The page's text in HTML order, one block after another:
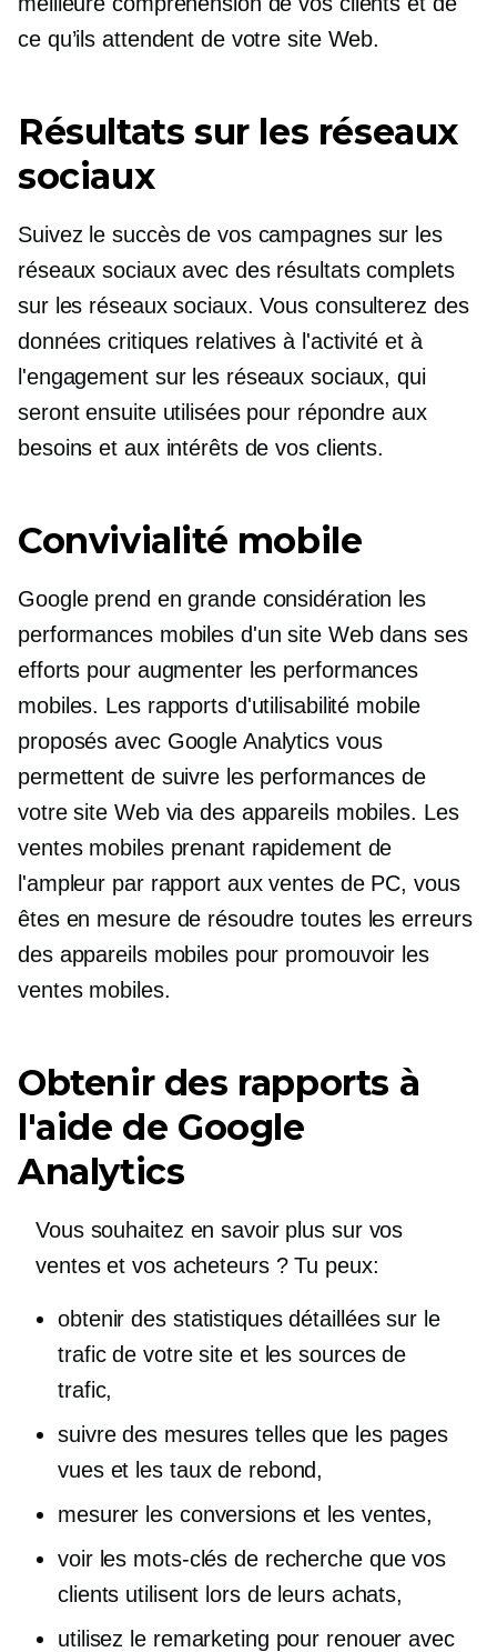
ce qu’ils attendent de votre site Web.
Résultats sur les réseaux
sociaux
Suivez le succès de vos campagnes sur les
réseaux sociaux avec des résultats complets
sur les réseaux sociaux. Vous consulterez des
données critiques relatives à l'activité et à
l'engagement sur les réseaux sociaux, qui
seront ensuite utilisées pour répondre aux
besoins et aux intérêts de vos clients.
Convivialité mobile
Google prend en grande considération les
performances mobiles d'un site Web dans ses
efforts pour augmenter les performances
mobiles. Les rapports d'utilisabilité mobile
proposés avec Google Analytics vous
permettent de suivre les performances de
votre site Web via des appareils mobiles. Les
ventes mobiles prenant rapidement de
l'ampleur par rapport aux ventes de PC, vous
êtes en mesure de résoudre toutes les erreurs
des appareils mobiles pour promouvoir les
ventes mobiles.
Obtenir des rapports à
l'aide de Google
Analytics
Vous souhaitez en savoir plus sur vos
ventes et vos acheteurs ? Tu peux:
obtenir des statistiques détaillées sur le
trafic de votre site et les sources de
trafic,
suivre des mesures telles que les pages
vues et les taux de rebond,
mesurer les conversions et les ventes,
voir les mots-clés de recherche que vos
clients utilisent lors de leurs achats,
utilisez le remarketing pour renouer avec